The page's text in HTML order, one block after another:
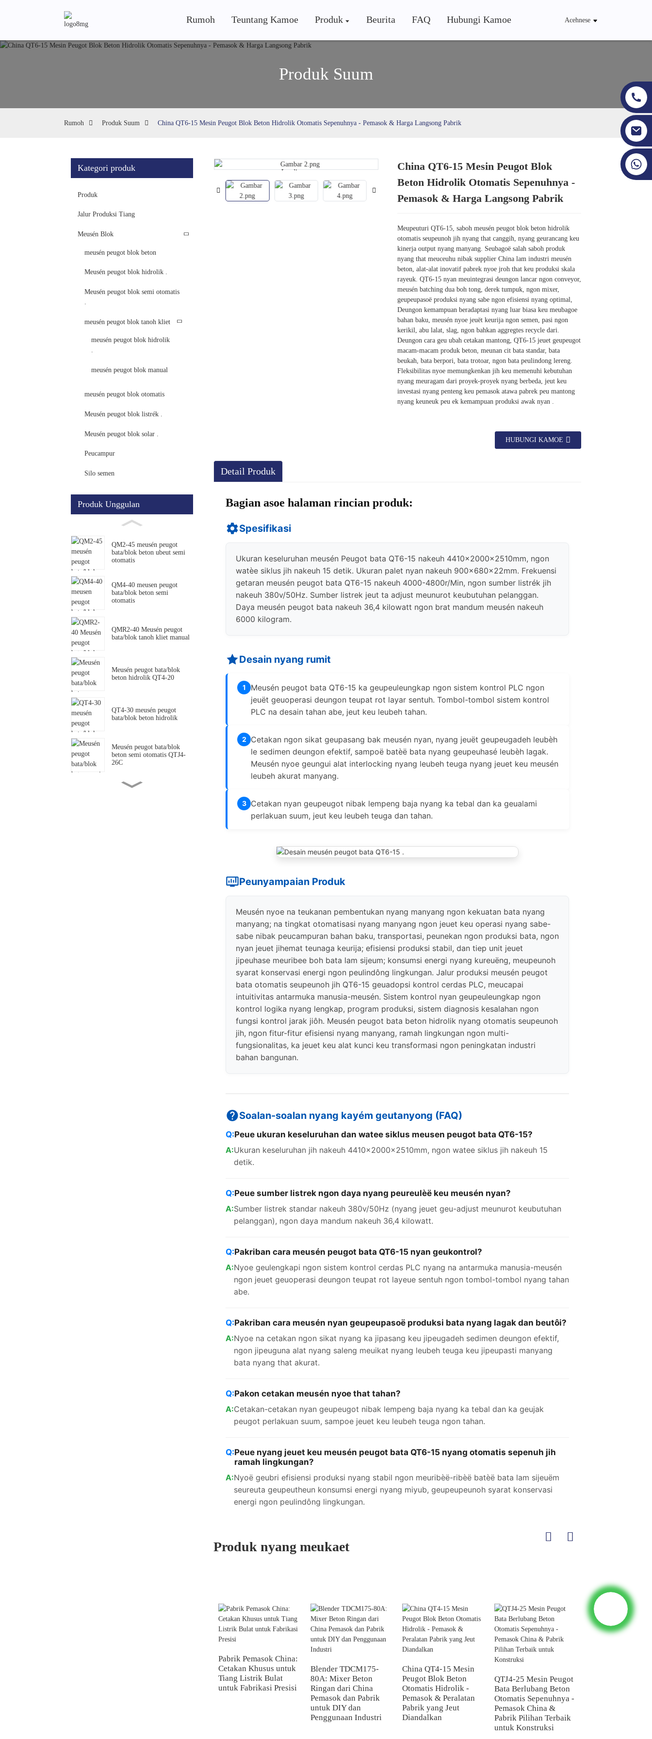
Rumoh Teuntang Kamoe Produk Beurita FAQ Hubungi Kamoe Acehnese
Produk Suum
Rumoh Produk Suum China QT6-15 Mesin Peugot Blok Beton Hidrolik Otomatis Sepenuhnya - Pemasok & Harga Langsong Pabrik
Kategori produk
Produk
Jalur Produksi Tiang
Meusén Blok
meusén peugot blok beton
Meusén peugot blok hidrolik .
Meusén peugot blok semi otomatis
meusén peugot blok tanoh kliet
meusén peugot blok hidrolik
.
meusén peugot blok manual
meusén peugot blok otomatis
Meusén peugot blok listrék .
Meusén peugot blok solar .
Peucampur
Silo semen
Produk Unggulan
QM2-45 meusén peugot
bata/blok beton ubeut semi
otomatis
QM4-40 meusen peugot
bata/blok beton semi
otomatis
QMR2-40 Meusén peugot
bata/blok tanoh kliet manual
Meusén peugot bata/blok
beton hidrolik QT4-20
QT4-30 meusén peugot
bata/blok beton hidrolik
Meusén peugot bata/blok
beton semi otomatis QTJ4-
26C
QTJ4-35 Meusén peugot
Loading...
Loading... Loading...
Loading... Loading...
Loading... Loading...
Loading...
China QT6-15 Mesin Peugot Blok
Beton Hidrolik Otomatis Sepenuhnya -
Pemasok & Harga Langsong Pabrik
Meupeuturi QT6-15, saboh meusén peugot blok beton hidrolik
otomatis seupeunoh jih nyang that canggih, nyang geurancang keu
kinerja output nyang manyang. Seubagoë salah saboh produk
nyang that meuceuhu nibak supplier China lam industri meusén
beton, alat-alat inovatif pabrek nyoe jroh that keu produksi skala
rayeuk. QT6-15 nyan meuintegrasi deungon lancar ngon conveyor,
meusén batching dua boh tong, derek tumpuk, ngon mixer,
geupeupasoë produksi nyang sabe ngon efisiensi nyang optimal,
Deungon kemampuan beradaptasi nyang luar biasa keu meubagoe
bahan baku, meusén nyoe jeuët keurija ngon semen, pasi ngon
kerikil, abu lalat, slag, ngon bahkan aggregtes recycle dari.
Deungon cara geu ubah cetakan mantong, QT6-15 jeuet geupeugot
macam-macam produk beton, meunan cit bata standar, bata
beukah, bata berpori, bata trotoar, ngon bata peulindong lereng.
Fleksibilitas nyoe memungkenkan jih keu memenuhi kebutuhan
nyang meuragam dari proyek-proyek nyang berbeda, jeut keu
investasi nyang penteng keu pemasok atawa pabrek peu mantong
nyang keuneuk peu ek kemampuan produksi awak nyan .
HUBUNGI KAMOE
Detail Produk
Bagian asoe halaman rincian produk:
Spesifikasi
Ukuran keseluruhan meusén Peugot bata QT6-15 nakeuh 4410×2000×2510mm, ngon
watèe siklus jih nakeuh 15 detik. Ukuran palet nyan nakeuh 900×680×22mm. Frekuensi
getaran meusén peugot bata QT6-15 nakeuh 4000-4800r/Min, ngon sumber listrék jih
nakeuh 380v/50Hz. Sumber listrek jeut ta adjust meunurot keubutuhan pelanggan.
Daya meusén peugot bata nakeuh 36,4 kilowatt ngon brat mandum meusén nakeuh
6000 kilogram.
Desain nyang rumit
1
Meusén peugot bata QT6-15 ka geupeuleungkap ngon sistem kontrol PLC ngon
jeuët geuoperasi deungon teupat rot layar sentuh. Tombol-tombol sistem kontrol
PLC na desain tahan abe, jeut keu leubeh tahan.
2
Cetakan ngon sikat geupasang bak meusén nyan, nyang jeuët geupeugadeh leubèh
le sedimen deungon efektif, sampoë batèë bata nyang geupeuhasé leubèh lagak.
Meusén nyoe geungui alat interlocking nyang leubeh teuga nyang jeuet keu meusén
leubeh akurat manyang.
3
Cetakan nyan geupeugot nibak lempeng baja nyang ka tebal dan ka geualami
perlakuan suum, jeut keu leubeh teuga dan tahan.
Peunyampaian Produk
Meusén nyoe na teukanan pembentukan nyang manyang ngon kekuatan bata nyang
manyang; na tingkat otomatisasi nyang manyang ngon jeuet keu operasi nyang sabe-
sabe nibak peucampuran bahan baku, transportasi, peunekan ngon produksi bata, ngon
nyan jeuet jihemat teunaga keurija; efisiensi produksi stabil, dan tiep unit jeuet
jipeuhase meuribee boh bata lam sijeum; konsumsi energi nyang kureuëng, meupeunoh
syarat konservasi energi ngon peulindông lingkungan. Jalur produksi meusén peugot
bata otomatis seupeunoh jih QT6-15 geuadopsi kontrol cerdas PLC, meucapai
intuitivitas antarmuka manusia-meusén. Sistem kontrol nyan geupeuleungkap ngon
kontrol logika nyang lengkap, program produksi, sistem diagnosis kesalahan ngon
fungsi kontrol jarak jiôh. Meusén peugot bata beton hidrolik nyang otomatis seupeunoh
jih, ngon fitur-fitur efisiensi nyang manyang, ramah lingkungan ngon multi-
fungsionalitas, ka jeuet keu alat kunci keu transformasi ngon peningkatan industri
bahan bangunan.
Soalan-soalan nyang kayém geutanyong (FAQ)
Peue ukuran keseluruhan dan watee siklus meusen peugot bata QT6-15?
Ukuran keseluruhan jih nakeuh 4410×2000×2510mm, ngon watee siklus jih nakeuh 15
detik.
Peue sumber listrek ngon daya nyang peureulèë keu meusén nyan?
Sumber listrek standar nakeuh 380v/50Hz (nyang jeuet geu-adjust meunurot keubutuhan
pelanggan), ngon daya mandum nakeuh 36,4 kilowatt.
Pakriban cara meusén peugot bata QT6-15 nyan geukontrol?
Nyoe geulengkapi ngon sistem kontrol cerdas PLC nyang na antarmuka manusia-meusén
ngon jeuet geuoperasi deungon teupat rot layeue sentuh ngon tombol-tombol nyang tahan
abe.
Pakriban cara meusén nyan geupeupasoë produksi bata nyang lagak dan beutôi?
Nyoe na cetakan ngon sikat nyang ka jipasang keu jipeugadeh sedimen deungon efektif,
ngon jipeuguna alat nyang saleng meuikat nyang leubeh teuga keu jipeupasti manyang
bata nyang that akurat.
Pakon cetakan meusén nyoe that tahan?
Cetakan-cetakan nyan geupeugot nibak lempeng baja nyang ka tebal dan ka geujak
peugot perlakuan suum, sampoe jeuet keu leubeh teuga ngon tahan.
Peue nyang jeuet keu meusén peugot bata QT6-15 nyang otomatis sepenuh jih
ramah lingkungan?
Nyoë geubri efisiensi produksi nyang stabil ngon meuribèë-ribèë batèë bata lam sijeuëm
seureuta geupeutheun konsumsi energi nyang miyub, geupeupeunoh syarat konservasi
energi ngon peulindông lingkungan.
Produk nyang meukaet
Pabrik Pemasok China:
Cetakan Khusus untuk
Tiang Listrik Bulat
untuk Fabrikasi Presisi
Blender TDCM175-
80A: Mixer Beton
Ringan dari China
Pemasok dan Pabrik
untuk DIY dan
Penggunaan Industri
China QT4-15 Mesin
Peugot Blok Beton
Otomatis Hidrolik -
Pemasok & Peralatan
Pabrik yang Jeut
Diandalkan
QTJ4-25 Mesin Peugot
Bata Berlubang Beton
Otomatis Sepenuhnya -
Pemasok China &
Pabrik Pilihan Terbaik
untuk Konstruksi